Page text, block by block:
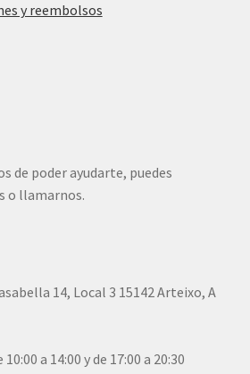
y reembolsos
de poder ayudarte, puedes
o llamarnos.
14, Local 3 15142 Arteixo, A
a 14:00 y de 17:00 a 20:30